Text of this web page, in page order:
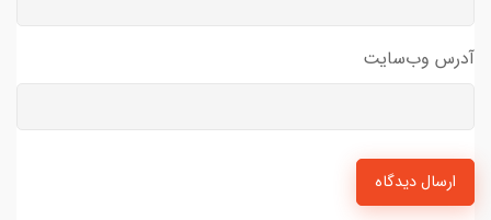
آدرس وب‌سایت
ارسال دیدگاه